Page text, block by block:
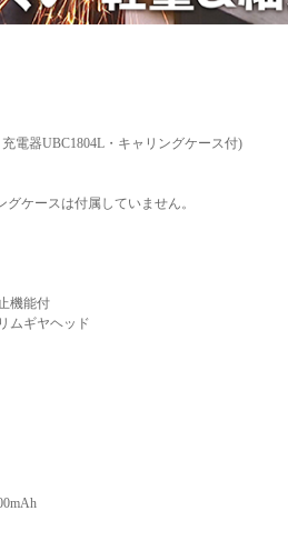
電器UBC1804L・キャリングケース付)
ケースは付属していません。
機能付
ムギヤヘッド